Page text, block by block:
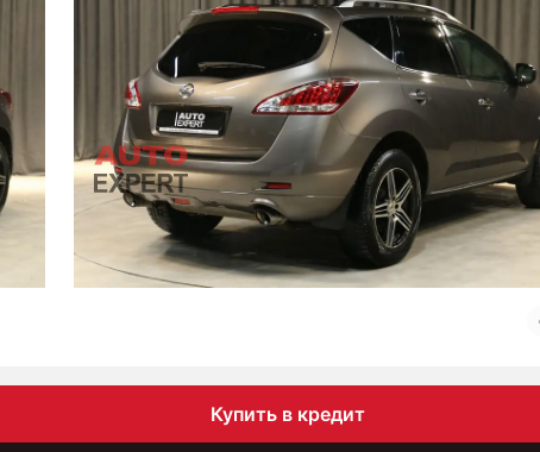
Купить в кредит